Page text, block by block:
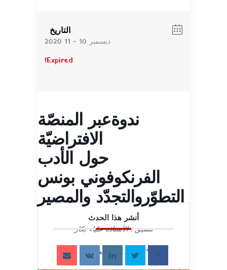
التاريخ
ديسمبر 10 - 11 2020
Expired!
ندوةعبر المنصّة
الافتراضيّة
حول الأدب
الفرنكوفوني بونس
التطوّروالتجدّد والمصير
تنسيق : الأستاذة علياء بكار
*** لمزيد من المعلومات
أنشر هذا الحدث